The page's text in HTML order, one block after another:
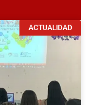
ACTUALIDAD